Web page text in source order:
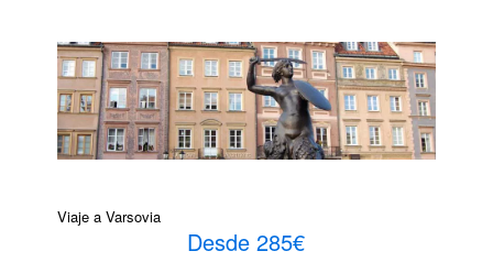
Viaje a Varsovia
Desde 285€